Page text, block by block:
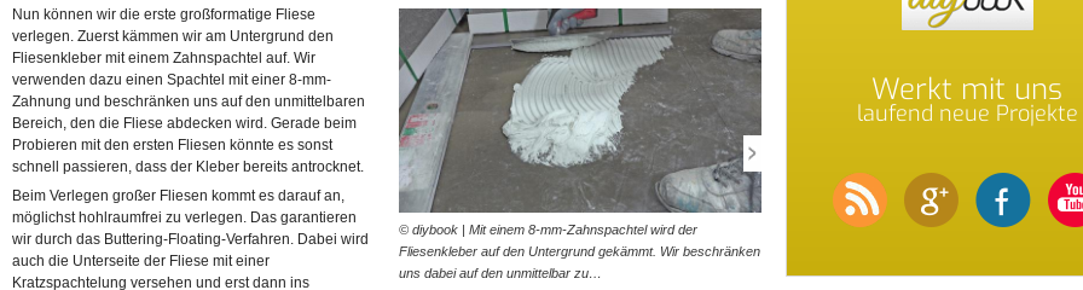
© diybook | Mit einem 8-mm-Zahnspachtel wird der
Fliesenkleber auf den Untergrund gekämmt. Wir beschränken
uns dabei auf den unmittelbar zu…
© diybook | Es ist darauf zu achten, den Fliesenkleber
Hohlräume dringend zu…
Nun können wir die erste großformatige Fliese
verlegen. Zuerst kämmen wir am Untergrund den
Fliesenkleber mit einem Zahnspachtel auf. Wir
verwenden dazu einen Spachtel mit einer 8-mm-
Zahnung und beschränken uns auf den unmittelbaren
Bereich, den die Fliese abdecken wird. Gerade beim
Probieren mit den ersten Fliesen könnte es sonst
schnell passieren, dass der Kleber bereits antrocknet.
Beim Verlegen großer Fliesen kommt es darauf an,
möglichst hohlraumfrei zu verlegen. Das garantieren
wir durch das Buttering-Floating-Verfahren. Dabei wird
auch die Unterseite der Fliese mit einer
Kratzspachtelung versehen und erst dann ins
Werkt mit uns
laufend neue Projekte